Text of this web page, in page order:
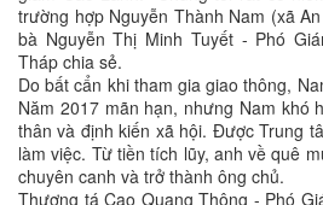
trường hợp Nguyễn Thành Nam (xã
bà Nguyễn Thị Minh Tuyết - Phó
Tháp chia sẻ.
Do bất cẩn khi tham gia giao thông,
Năm 2017 mãn hạn, nhưng Nam khó
thân và định kiến xã hội. Được Trung
làm việc. Từ tiền tích lũy, anh về quê
chuyên canh và trở thành ông chủ.
Thượng tá Cao Quang Thông - Phó